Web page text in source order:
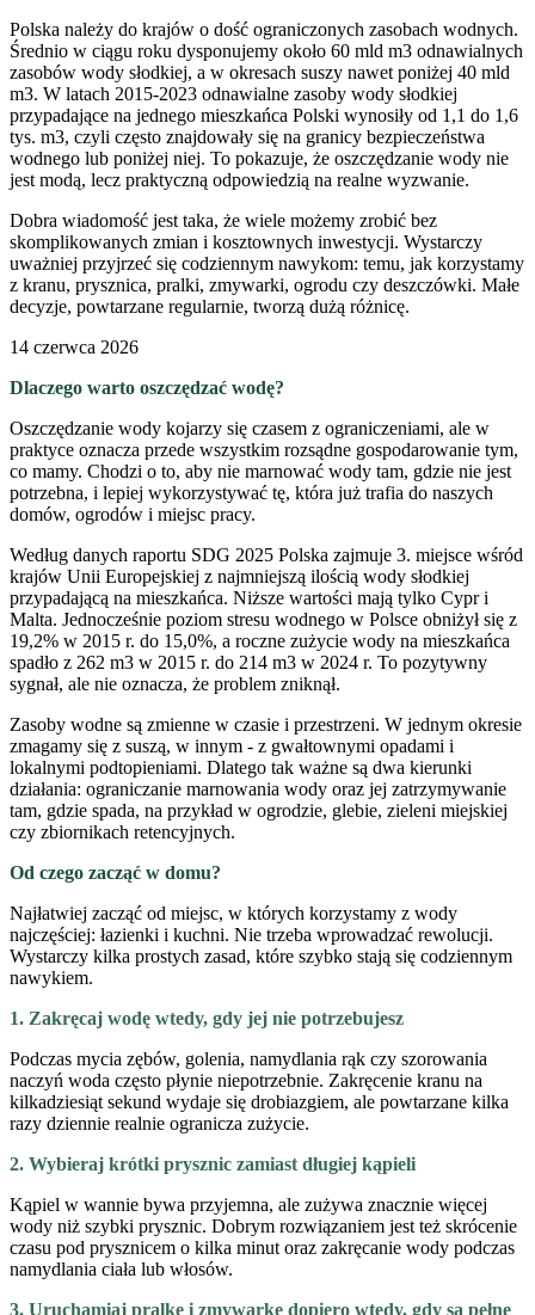
Polska należy do krajów o dość ograniczonych zasobach wodnych.
Średnio w ciągu roku dysponujemy około 60 mld m3 odnawialnych
zasobów wody słodkiej, a w okresach suszy nawet poniżej 40 mld
m3. W latach 2015-2023 odnawialne zasoby wody słodkiej
przypadające na jednego mieszkańca Polski wynosiły od 1,1 do 1,6
tys. m3, czyli często znajdowały się na granicy bezpieczeństwa
wodnego lub poniżej niej. To pokazuje, że oszczędzanie wody nie
jest modą, lecz praktyczną odpowiedzią na realne wyzwanie.
Dobra wiadomość jest taka, że wiele możemy zrobić bez
skomplikowanych zmian i kosztownych inwestycji. Wystarczy
uważniej przyjrzeć się codziennym nawykom: temu, jak korzystamy
z kranu, prysznica, pralki, zmywarki, ogrodu czy deszczówki. Małe
decyzje, powtarzane regularnie, tworzą dużą różnicę.
14 czerwca 2026
Dlaczego warto oszczędzać wodę?
Oszczędzanie wody kojarzy się czasem z ograniczeniami, ale w
praktyce oznacza przede wszystkim rozsądne gospodarowanie tym,
co mamy. Chodzi o to, aby nie marnować wody tam, gdzie nie jest
potrzebna, i lepiej wykorzystywać tę, która już trafia do naszych
domów, ogrodów i miejsc pracy.
Według danych raportu SDG 2025 Polska zajmuje 3. miejsce wśród
krajów Unii Europejskiej z najmniejszą ilością wody słodkiej
przypadającą na mieszkańca. Niższe wartości mają tylko Cypr i
Malta. Jednocześnie poziom stresu wodnego w Polsce obniżył się z
19,2% w 2015 r. do 15,0%, a roczne zużycie wody na mieszkańca
spadło z 262 m3 w 2015 r. do 214 m3 w 2024 r. To pozytywny
sygnał, ale nie oznacza, że problem zniknął.
Zasoby wodne są zmienne w czasie i przestrzeni. W jednym okresie
zmagamy się z suszą, w innym - z gwałtownymi opadami i
lokalnymi podtopieniami. Dlatego tak ważne są dwa kierunki
działania: ograniczanie marnowania wody oraz jej zatrzymywanie
tam, gdzie spada, na przykład w ogrodzie, glebie, zieleni miejskiej
czy zbiornikach retencyjnych.
Od czego zacząć w domu?
Najłatwiej zacząć od miejsc, w których korzystamy z wody
najczęściej: łazienki i kuchni. Nie trzeba wprowadzać rewolucji.
Wystarczy kilka prostych zasad, które szybko stają się codziennym
nawykiem.
1. Zakręcaj wodę wtedy, gdy jej nie potrzebujesz
Podczas mycia zębów, golenia, namydlania rąk czy szorowania
naczyń woda często płynie niepotrzebnie. Zakręcenie kranu na
kilkadziesiąt sekund wydaje się drobiazgiem, ale powtarzane kilka
razy dziennie realnie ogranicza zużycie.
2. Wybieraj krótki prysznic zamiast długiej kąpieli
Kąpiel w wannie bywa przyjemna, ale zużywa znacznie więcej
wody niż szybki prysznic. Dobrym rozwiązaniem jest też skrócenie
czasu pod prysznicem o kilka minut oraz zakręcanie wody podczas
namydlania ciała lub włosów.
3. Uruchamiaj pralkę i zmywarkę dopiero wtedy, gdy są pełne